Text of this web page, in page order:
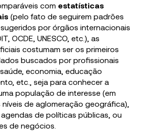
com estatísticas
(pelo fato de seguirem padrões
por órgãos internacionais
OCDE, UNESCO, etc.), as
costumam ser os primeiros
buscados por profissionais
economia, educação
etc., seja para conhecer a
população de interesse (em
de aglomeração geográfica),
de políticas públicas, ou
de negócios.